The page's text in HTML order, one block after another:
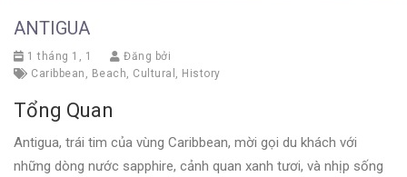
ANTIGUA
1 tháng 1, 1
Đăng bởi
Caribbean
Beach Cultural History
Tổng Quan
Antigua, trái tim của vùng Caribbean, mời gọi du khách với
những dòng nước sapphire, cảnh quan xanh tươi, và nhịp sống